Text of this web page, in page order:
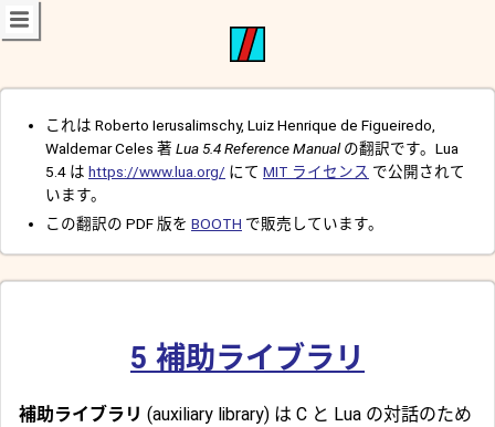
これは Roberto Ierusalimschy, Luiz Henrique de Figueiredo,
Waldemar Celes 著 Lua 5.4 Reference Manualの翻訳です。Lua
5.4 は https://www.lua.org/ にて MIT ライセンス で公開されて
います。
この翻訳の PDF 版を BOOTH で販売しています。
5 補助ライブラリ
補助ライブラリ (auxiliary library) は C と Lua の対話のため